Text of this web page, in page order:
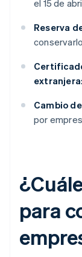
el 15 de
Reserva
extranjera:
Cambio
por
para